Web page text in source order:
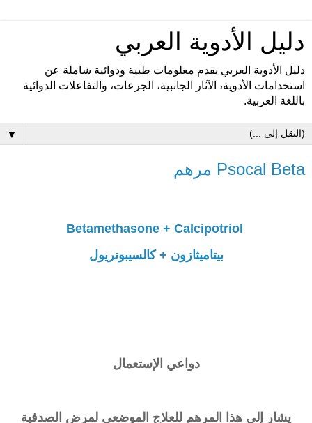
دليل الأدوية العربي
دليل الأدوية العربي يقدم معلومات طبية ودوائية شاملة عن
استخدامات الأدوية، الآثار الجانبية، الجرعات، والتفاعلات الدوائية
باللغة العربية.
▼
Psocal Beta مرهم
Betamethasone + Calcipotriol
بيتاميثازون + كالسيبوتريول
دواعي الإستعمال
يشار إلى هذا المرهم للعلاج الموضعي لمرض الصدفية